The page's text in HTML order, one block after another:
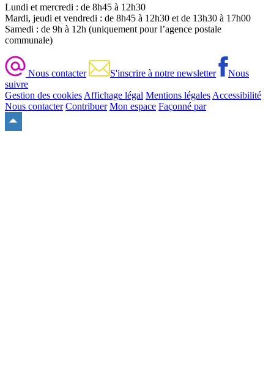
Lundi et mercredi : de 8h45 à 12h30
Mardi, jeudi et vendredi : de 8h45 à 12h30 et de 13h30 à 17h00
Samedi : de 9h à 12h (uniquement pour l’agence postale
communale)
Nous contacter S'inscrire à notre newsletter
Nous
suivre
Gestion des cookies Affichage légal Mentions légales Accessibilité
Nous contacter Contribuer Mon espace Façonné par